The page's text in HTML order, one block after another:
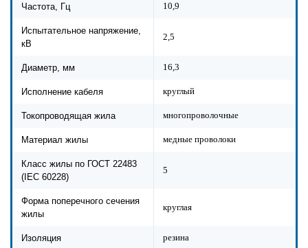
Частота, Гц 10,9
Испытательное напряжение,
кВ
2,5
Диаметр, мм 16,3
Исполнение кабеля круглый
Токопроводящая жила многопроволочные
Материал жилы медные проволоки
Класс жилы по ГОСТ 22483
(IEC 60228)
5
Форма поперечного сечения
жилы
круглая
Изоляция резина